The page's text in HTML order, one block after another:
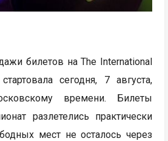
билетов на The International
сегодня, 7 августа,
времени. Билеты
разлетелись практически
мест не осталось через